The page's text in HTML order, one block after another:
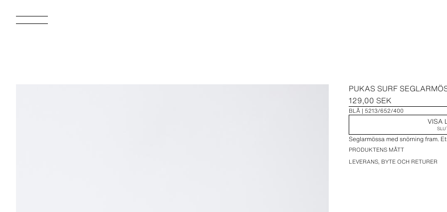
PUKAS SURF
129,00 SEK
BLÅ 5213/652/400
VISA
Seglarmössa med snörning fram.
PRODUKTENS MÅTT
LEVERANS, BYTE OCH RETURER